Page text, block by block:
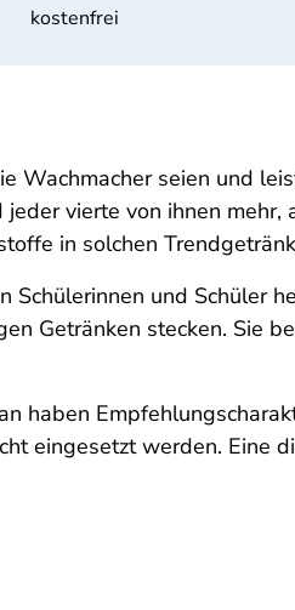
kostenfrei
Wachmacher seien und
vierte von ihnen
in solchen
Schülerinnen und Schüler
Getränken stecken. Sie
haben
eingesetzt werden. Eine